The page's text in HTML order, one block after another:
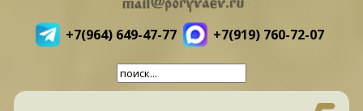
+7(964) 649-47-77 +7(919) 760-72-07